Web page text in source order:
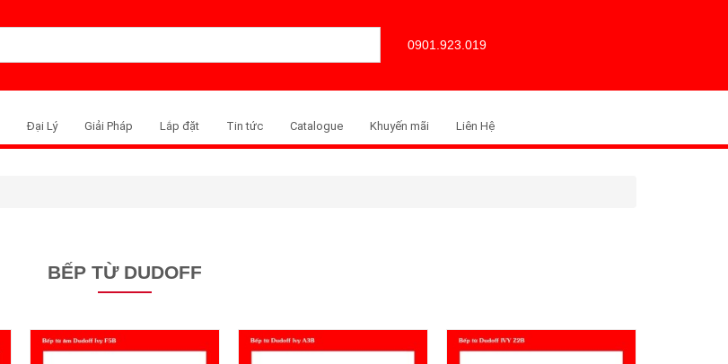
0901.923.019
Đại Lý Giải Pháp Lắp đặt Tin tức Catalogue Khuyến mãi Liên Hệ
BẾP TỪ DUDOFF